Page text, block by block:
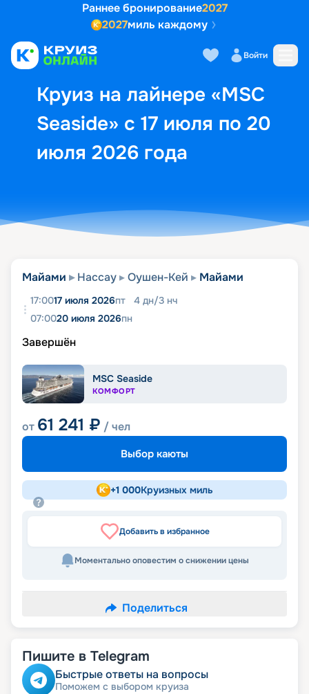
Раннее бронирование2027
2027миль каждому
Войти
Круиз на лайнере «MSC
Seaside» с 17 июля по 20
июля 2026 года
Выбор кают Маршрут и
Майами Нассау Оушен-Кей Майами
17:0017 июля 2026пт 4 дн/3 нч
07:0020 июля 2026пн
Завершён
MSC Seaside
КОМФОРТ
от 61 241 ₽ / чел
Выбор каюты
+1 000Круизных миль
Добавить в избранное
Моментально оповестим о снижении цены
Поделиться
Пишите в Telegram
Быстрые ответы на вопросы
Поможем с выбором круиза